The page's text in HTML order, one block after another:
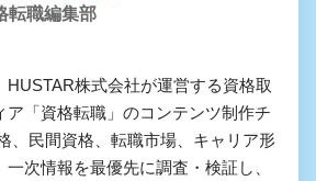
転職編集部
HUSTAR株式会社が運営する資格取
ア「資格転職」のコンテンツ制作チ
、民間資格、転職市場、キャリア形
次情報を最優先に調査・検証し、